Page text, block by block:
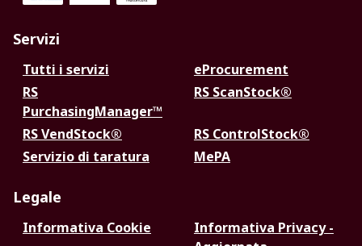
Servizi
Tutti i servizi
eProcurement
RS
PurchasingManager™
RS ScanStock®
RS VendStock®
RS ControlStock®
Servizio di taratura
MePA
Legale
Informativa Cookie
Informativa Privacy -